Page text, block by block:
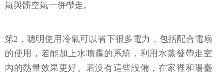
氣與髒空氣一併帶走。
第2，聰明使用冷氣可以省下很多電力，包括配合電扇
的使用，若能加上水噴霧的系統，利用水蒸發帶走室
內的熱量效果更好。若沒有這些設備，在家裡和陽臺